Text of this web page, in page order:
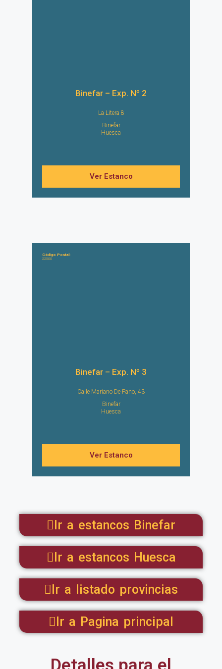
Binefar – Exp. Nº 2
La Litera 8
Binefar
Huesca
Ver Estanco
Código Postal:
22500
Binefar – Exp. Nº 3
Calle Mariano De Pano, 43
Binefar
Huesca
Ver Estanco
Ir a estancos Binefar
Ir a estancos Huesca
Ir a listado provincias
Ir a Pagina principal